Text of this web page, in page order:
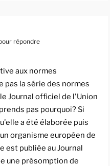
répondre
aux normes
pas la série des normes
Journal officiel de l'Union
pas pourquoi? Si
a été élaborée puis
organisme européen de
est publiée au Journal
une présomption de